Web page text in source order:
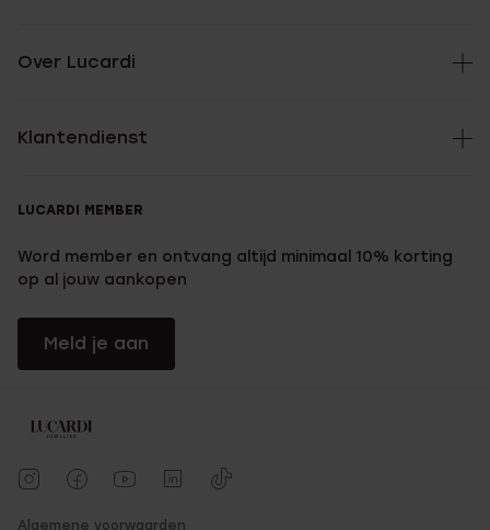
Over Lucardi
Klantendienst
LUCARDI MEMBER
Word member en ontvang altijd minimaal 10% korting
op al jouw aankopen
Meld je aan
Algemene voorwaarden